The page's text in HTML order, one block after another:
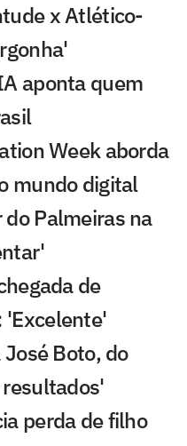
x Atlético-
aponta quem
Week aborda
mundo digital
Palmeiras na
de
'Excelente'
Boto, do
perda de filho